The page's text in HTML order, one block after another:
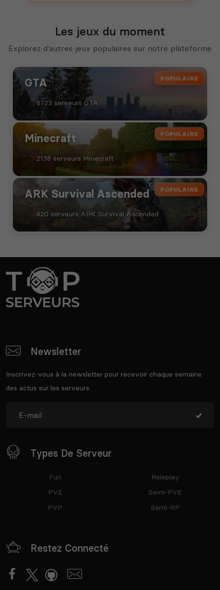
Les jeux du moment
Explorez d'autres jeux populaires sur notre plateforme
POPULAIRE
GTA
8723 serveurs GTA
POPULAIRE
Minecraft
2138 serveurs Minecraft
POPULAIRE
ARK Survival Ascended
420 serveurs ARK Survival Ascended
Newsletter
Inscrivez-vous à la newsletter pour recevoir chaque semaine
des actus sur les serveurs.
Types De Serveur
Fun
PVE
PVP
Roleplay
Semi-PVE
Semi-RP
Restez Connecté